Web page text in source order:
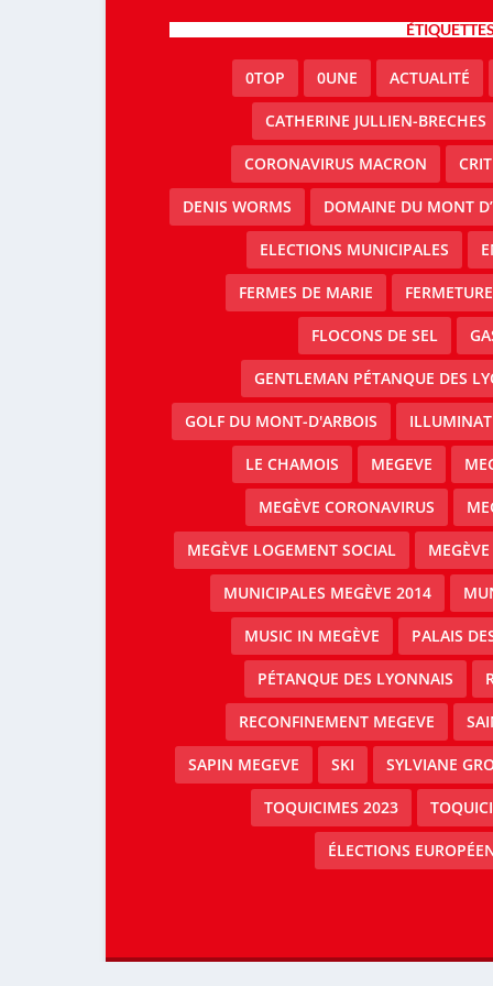
0TOP 0UNE ACTUALITÉ
CATHERINE JULLIEN-BRECHES
CORONAVIRUS MACRON
DENIS WORMS DOMAINE DU MONT
ELECTIONS MUNICIPALES
FERMES DE MARIE
FLOCONS DE SEL
GENTLEMAN PÉTANQUE DES
GOLF DU MONT-D'ARBOIS
LE CHAMOIS MEGEVE
MEGÈVE CORONAVIRUS
MEGÈVE LOGEMENT SOCIAL
MUNICIPALES MEGÈVE 2014
MUSIC IN MEGÈVE PALAIS
PÉTANQUE DES LYONNAIS
RECONFINEMENT MEGEVE
SAPIN MEGEVE SKI SYLVIANE
TOQUICIMES 2023
ÉLECTIONS